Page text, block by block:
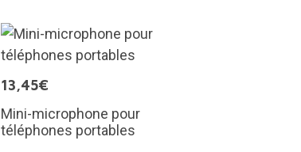
13,45€
Mini-microphone pour
téléphones portables